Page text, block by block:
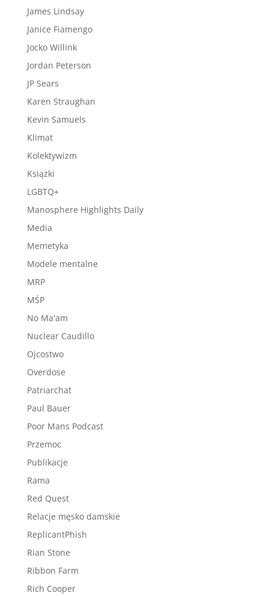
James Lindsay
Janice Fiamengo
Jocko Willink
Jordan Peterson
JP Sears
Karen Straughan
Kevin Samuels
Klimat
Kolektywizm
Książki
LGBTQ+
Manosphere Highlights Daily
Media
Memetyka
Modele mentalne
MRP
MŚP
No Ma'am
Nuclear Caudillo
Ojcostwo
Overdose
Patriarchat
Paul Bauer
Poor Mans Podcast
Przemoc
Publikacje
Rama
Red Quest
Relacje męsko damskie
ReplicantPhish
Rian Stone
Ribbon Farm
Rich Cooper